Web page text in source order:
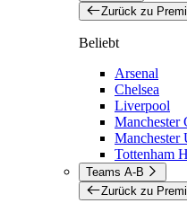
Zurück zu
Beliebt
Arsenal
Chelsea
Liverpool
Manchester
Manchester
Tottenham
Teams A-B
Zurück zu